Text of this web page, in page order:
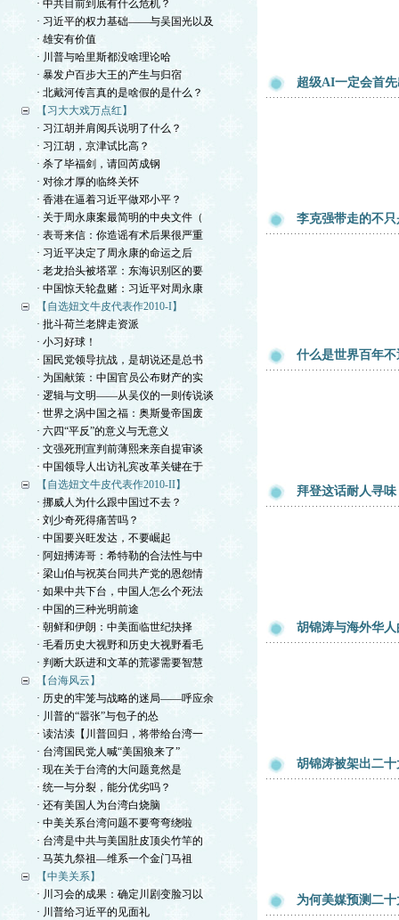
· 中共目前到底有什么危机？
· 习近平的权力基础——与吴国光以及
· 雄安有价值
· 川普与哈里斯都没啥理论哈
· 暴发户百步大王的产生与归宿
· 北戴河传言真的是啥假的是什么？
【习大大戏万点红】
· 习江胡并肩阅兵说明了什么？
· 习江胡，京津试比高？
· 杀了毕福剑，请回芮成钢
· 对徐才厚的临终关怀
· 香港在逼着习近平做邓小平？
· 关于周永康案最简明的中央文件（
· 表哥来信：你造谣有术后果很严重
· 习近平决定了周永康的命运之后
· 老龙抬头被塔罩：东海识别区的要
· 中国惊天轮盘赌：习近平对周永康
【自选妞文牛皮代表作2010-I】
· 批斗荷兰老牌走资派
· 小习好球！
· 国民党领导抗战，是胡说还是总书
· 为国献策：中国官员公布财产的实
· 逻辑与文明——从吴仪的一则传说谈
· 世界之涡中国之福：奥斯曼帝国废
· 六四“平反”的意义与无意义
· 文强死刑宣判前薄熙来亲自提审谈
· 中国领导人出访礼宾改革关键在于
【自选妞文牛皮代表作2010-II】
· 挪威人为什么跟中国过不去？
· 刘少奇死得痛苦吗？
· 中国要兴旺发达，不要崛起
· 阿妞搏涛哥：希特勒的合法性与中
· 梁山伯与祝英台同共产党的恩怨情
· 如果中共下台，中国人怎么个死法
· 中国的三种光明前途
· 朝鲜和伊朗：中美面临世纪抉择
· 毛看历史大视野和历史大视野看毛
· 判断大跃进和文革的荒谬需要智慧
【台海风云】
· 历史的牢笼与战略的迷局——呼应余
· 川普的“嚣张”与包子的怂
· 读沽渎【川普回归，将带给台湾一
· 台湾国民党人喊“美国狼来了”
· 现在关于台湾的大问题竟然是
· 统一与分裂，能分优劣吗？
· 还有美国人为台湾白烧脑
· 中美关系台湾问题不要弯弯绕啦
· 台湾是中共与美国肚皮顶尖竹竿的
· 马英九祭祖—维系一个金门马祖
【中美关系】
· 川习会的成果：确定川剧变脸习以
· 川普给习近平的见面礼
超级AI一定会首
李克强带走的不
什么是世界百年
拜登这话耐人寻味
胡锦涛与海外华
胡锦涛被架出二
为何美媒预测二